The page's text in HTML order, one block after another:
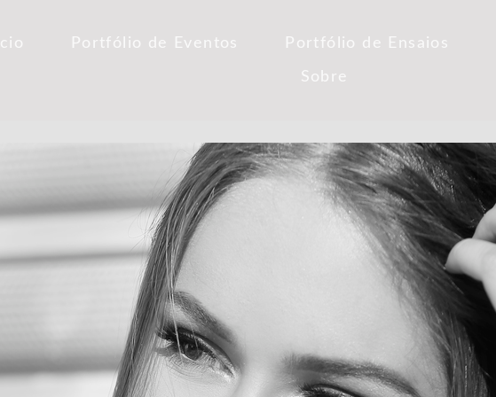
Portfólio de Eventos Portfólio de Ensaios
Sobre